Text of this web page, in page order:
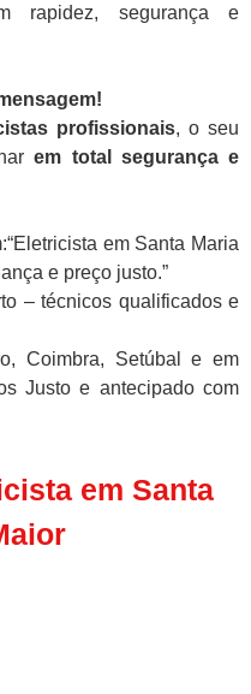
rapidez, segurança e
profissionais, o seu
em total segurança e
em Santa Maria
e preço justo.”
– técnicos qualificados e
Coimbra, Setúbal e em
Justo e antecipado com
em Santa